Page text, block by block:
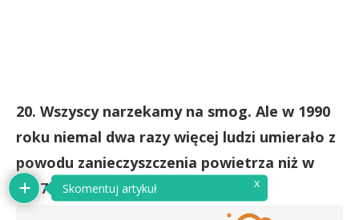
20. Wszyscy narzekamy na smog. Ale w 1990
roku niemal dwa razy więcej ludzi umierało z
powodu zanieczyszczenia powietrza niż w
2017.
Skomentuj artykuł x